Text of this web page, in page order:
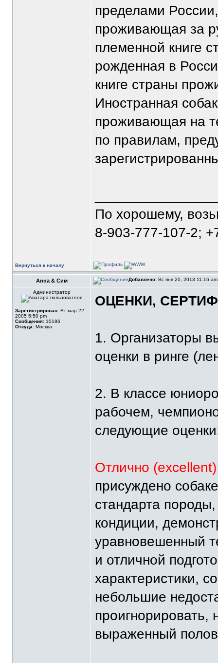
пределами
проживающая за
племенной книге
рожденная в
книге страны
Иностранная
проживающая на
по правилам,
По хорошему,
8-903-777-107-2;
Вернуться к началу
Анна & Сим Добавлено: Вс янв 20, 2013 11:16
Администратор
Зарегистрирован: Вт мар 22,
2005 5:50 pm
Сообщения: 10186
Откуда: Москва
ОЦЕНКИ,
1. Организаторы
оценки в ринге
2. В классе
рабочем,
следующие
Отлично (excellent)
присуждено
стандарта
кондиции,
уравновешенный
и отличной
характеристики,
небольшие
проигнорировать,
выраженный